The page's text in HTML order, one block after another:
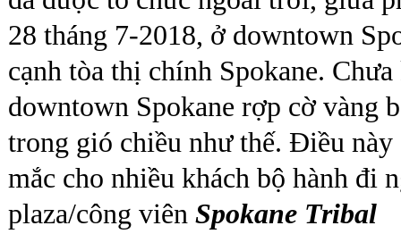
28 tháng 7-2018, ở downtown
cạnh tòa thị chính Spokane.
downtown Spokane rợp cờ vàng
trong gió chiều như thế. Điều này
mắc cho nhiều khách bộ hành đi
plaza/công viên Spokane Tribal